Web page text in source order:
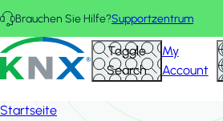
Direkt zum Inhalt
Brauchen Sie Hilfe?Supportzentrum
KNX - Homepage Toggle
Search
My
Account
Startseite